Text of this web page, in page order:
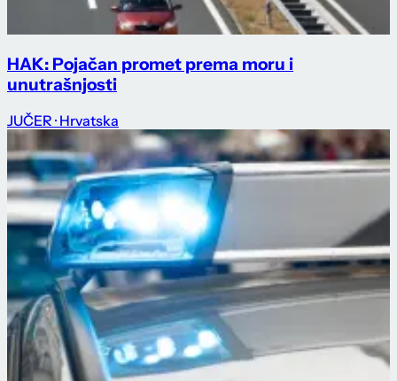
HAK: Pojačan promet prema moru i
unutrašnjosti
JUČER · Hrvatska